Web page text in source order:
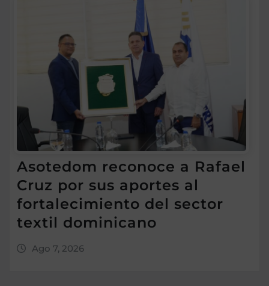
Asotedom reconoce a Rafael
Cruz por sus aportes al
fortalecimiento del sector
textil dominicano
Ago 7, 2026